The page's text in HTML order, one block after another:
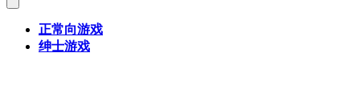
正常向游戏
绅士游戏